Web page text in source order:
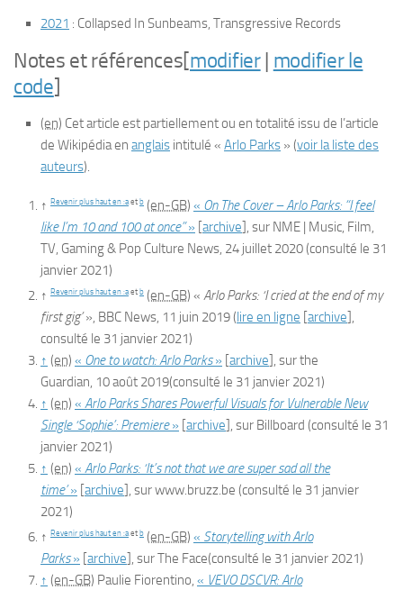
2021 : Collapsed In Sunbeams, Transgressive Records
Notes et références[modifier| modifier le
code]
(en) Cet article est partiellement ou en totalité issu de l’article
de Wikipédia en anglais intitulé « Arlo Parks » (voir la liste des
auteurs).
↑ Revenir plus haut en :aetb (en-GB) « On The Cover – Arlo Parks: “I feel
like I’m 10 and 100 at once”» [archive], sur NME | Music, Film,
TV, Gaming & Pop Culture News, 24 juillet 2020(consulté le 31
janvier 2021)
↑ Revenir plus haut en :aetb (en-GB) « Arlo Parks: ‘I cried at the end of my
first gig’», BBC News,‎ 11 juin 2019(lire en ligne [archive],
consulté le 31 janvier 2021)
↑ (en) « One to watch: Arlo Parks» [archive], surthe
Guardian, 10 août 2019(consulté le 31 janvier 2021)
↑ (en) « Arlo Parks Shares Powerful Visuals for Vulnerable New
Single ‘Sophie’: Premiere» [archive], sur Billboard (consulté le 31
janvier 2021)
↑ (en) « Arlo Parks: ‘It’s not that we are super sad all the
time’» [archive], surwww.bruzz.be (consulté le 31 janvier
2021)
↑ Revenir plus haut en :aetb (en-GB) « Storytelling with Arlo
Parks» [archive], surThe Face(consulté le 31 janvier 2021)
↑ (en-GB) Paulie Fiorentino, « VEVO DSCVR: Arlo